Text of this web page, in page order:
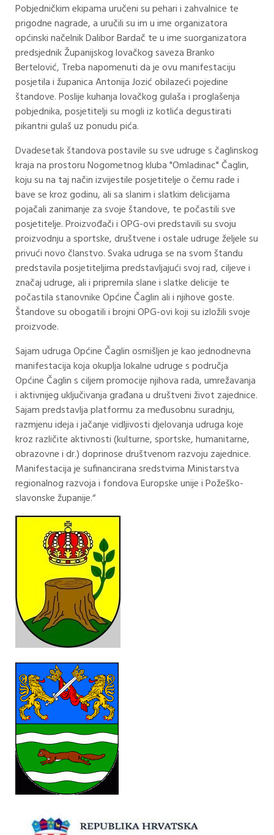
Pobjedničkim ekipama uručeni su pehari i zahvalnice te
prigodne nagrade, a uručili su im u ime organizatora
općinski načelnik Dalibor Bardač te u ime suorganizatora
predsjednik Županijskog lovačkog saveza Branko
Bertelović, Treba napomenuti da je ovu manifestaciju
posjetila i županica Antonija Jozić obilazeći pojedine
štandove. Poslije kuhanja lovačkog gulaša i proglašenja
pobjednika, posjetitelji su mogli iz kotlića degustirati
pikantni gulaš uz ponudu pića.
Dvadesetak štandova postavile su sve udruge s čaglinskog
kraja na prostoru Nogometnog kluba "Omladinac" Čaglin,
koju su na taj način izvijestile posjetitelje o čemu rade i
bave se kroz godinu, ali sa slanim i slatkim delicijama
pojačali zanimanje za svoje štandove, te počastili sve
posjetitelje. Proizvođači i OPG-ovi predstavili su svoju
proizvodnju a sportske, društvene i ostale udruge željele su
privući novo članstvo. Svaka udruga se na svom štandu
predstavila posjetiteljima predstavljajući svoj rad, ciljeve i
značaj udruge, ali i pripremila slane i slatke delicije te
počastila stanovnike Općine Čaglin ali i njihove goste.
Štandove su obogatili i brojni OPG-ovi koji su izložili svoje
proizvode.
Sajam udruga Općine Čaglin osmišljen je kao jednodnevna
manifestacija koja okuplja lokalne udruge s područja
Općine Čaglin s ciljem promocije njihova rada, umrežavanja
i aktivnijeg uključivanja građana u društveni život zajednice.
Sajam predstavlja platformu za međusobnu suradnju,
razmjenu ideja i jačanje vidljivosti djelovanja udruga koje
kroz različite aktivnosti (kulturne, sportske, humanitarne,
obrazovne i dr.) doprinose društvenom razvoju zajednice.
Manifestacija je sufinancirana sredstvima Ministarstva
regionalnog razvoja i fondova Europske unije i Požeško-
slavonske županije.“